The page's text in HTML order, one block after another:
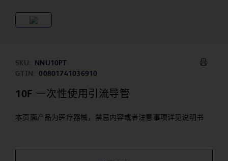
SKU:
NNU10PT
GTIN:
00801741036910
10F 一次性使用引流导管
本页面产品为医疗器械，禁忌内容或者注意事项详见说明书